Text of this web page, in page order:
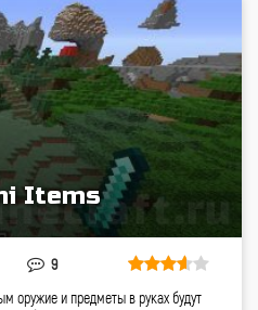
Items
9
оружие и предметы в руках будут